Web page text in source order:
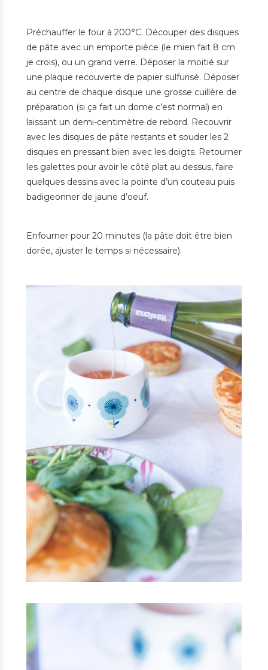
Préchauffer le four à 200°C. Découper des disques
de pâte avec un emporte pièce (le mien fait 8 cm
je crois), ou un grand verre. Déposer la moitié sur
une plaque recouverte de papier sulfurisé. Déposer
au centre de chaque disque une grosse cuillère de
préparation (si ça fait un dome c’est normal) en
laissant un demi-centimètre de rebord. Recouvrir
avec les disques de pâte restants et souder les 2
disques en pressant bien avec les doigts. Retourner
les galettes pour avoir le côté plat au dessus, faire
quelques dessins avec la pointe d’un couteau puis
badigeonner de jaune d’oeuf.
Enfourner pour 20 minutes (la pâte doit être bien
dorée, ajuster le temps si nécessaire).